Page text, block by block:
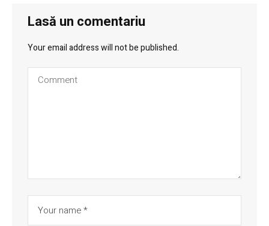
Lasă un comentariu
Your email address will not be published.